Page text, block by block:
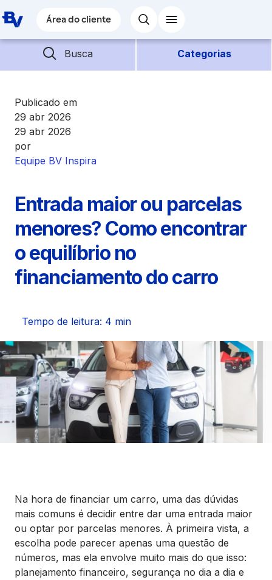
Pular para o Conteúdo principal
Área do cliente
Área do cliente
Busca Categorias
Barra de busca
Descubra mais conteúdos
Empréstimos
Financiamentos
Futuro
Seguros
Canais Digitais
Publicado em
29 abr 2026
29 abr 2026
por
Equipe BV Inspira
Entrada maior ou parcelas
menores? Como encontrar
o equilíbrio no
financiamento do carro
Tempo de leitura: 4 min
Na hora de financiar um carro, uma das dúvidas
mais comuns é decidir entre dar uma entrada maior
ou optar por parcelas menores. À primeira vista, a
escolha pode parecer apenas uma questão de
números, mas ela envolve muito mais do que isso:
planejamento financeiro, segurança no dia a dia e